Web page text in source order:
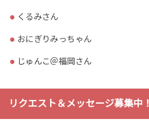
くるみさん
おにぎりみっちゃん
じゅんこ＠福岡さん
リクエスト＆メッセージ募集中！